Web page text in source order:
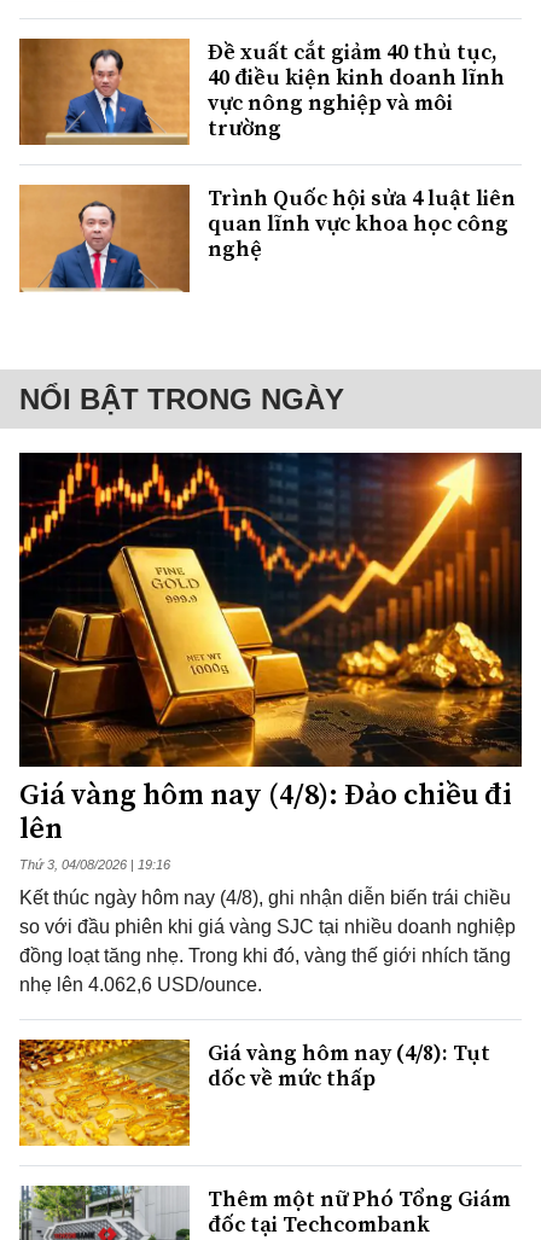
Đề xuất cắt giảm 40 thủ tục,
40 điều kiện kinh doanh lĩnh
vực nông nghiệp và môi
trường
Trình Quốc hội sửa 4 luật liên
quan lĩnh vực khoa học công
nghệ
NỔI BẬT TRONG NGÀY
Giá vàng hôm nay (4/8): Đảo chiều đi
lên
Thứ 3, 04/08/2026 | 19:16
Kết thúc ngày hôm nay (4/8), ghi nhận diễn biến trái chiều
so với đầu phiên khi giá vàng SJC tại nhiều doanh nghiệp
đồng loạt tăng nhẹ. Trong khi đó, vàng thế giới nhích tăng
nhẹ lên 4.062,6 USD/ounce.
Giá vàng hôm nay (4/8): Tụt
dốc về mức thấp
Thêm một nữ Phó Tổng Giám
đốc tại Techcombank